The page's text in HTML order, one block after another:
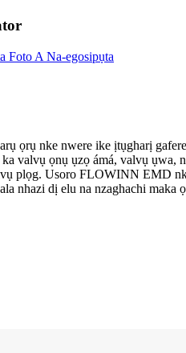
ọrụ nke nwere ike ịtụgharị
valvụ ọnụ ụzọ ámá, valvụ
plọg. Usoro FLOWINN EMD
nhazi dị elu na nzaghachi maka